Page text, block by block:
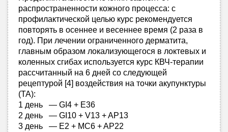
распространенности кожного процесса: с
профилактической целью курс рекомендуется
повторять в осеннее и весеннее время (2 раза в
год). При лечении ограниченного дерматита,
главным образом локализующегося в локтевых и
коленных сгибах используется курс КВЧ-терапии
рассчитанный на 6 дней со следующей
рецептурой [4] воздействия на точки акупунктуры
(ТА):
1 день — GI4 + E36
2 день — GI10 + V13 + AP13
3 день — E2 + MC6 + AP22